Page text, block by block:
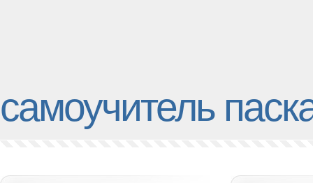
самоучитель